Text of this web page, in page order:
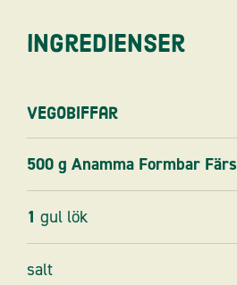
Ingredienser
Vegobiffar
500 g Anamma Formbar Färs
1 gul lök
salt